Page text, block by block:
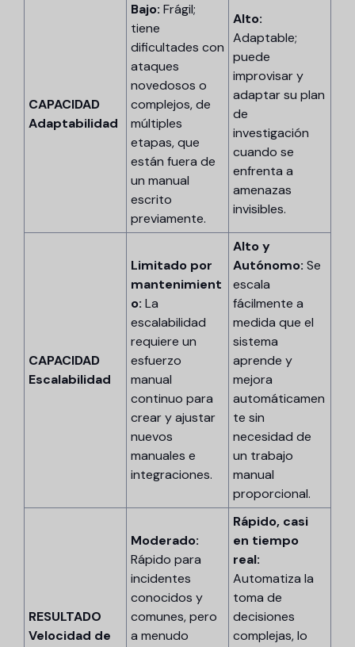
CAPACIDAD
Adaptabilidad
Bajo: Frágil;
tiene
dificultades con
ataques
novedosos o
complejos, de
múltiples
etapas, que
están fuera de
un manual
escrito
previamente.
Alto:
Adaptable;
puede
improvisar y
adaptar su plan
de
investigación
cuando se
enfrenta a
amenazas
invisibles.
CAPACIDAD
Escalabilidad
Limitado por
mantenimient
o: La
escalabilidad
requiere un
esfuerzo
manual
continuo para
crear y ajustar
nuevos
manuales e
integraciones.
Alto y
Autónomo: Se
escala
fácilmente a
medida que el
sistema
aprende y
mejora
automáticamen
te sin
necesidad de
un trabajo
manual
proporcional.
RESULTADO
Velocidad de
Moderado:
Rápido para
incidentes
conocidos y
comunes, pero
a menudo
Rápido, casi
en tiempo
real:
Automatiza la
toma de
decisiones
complejas, lo